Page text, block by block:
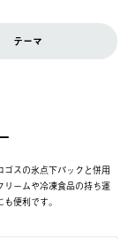
テーマ
スの氷点下パックと併用
リームや冷凍食品の持ち運
便利です。